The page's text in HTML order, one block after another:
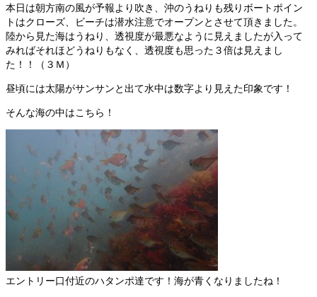
本日は朝方南の風が予報より吹き、沖のうねりも残りボートポイン
トはクローズ、ビーチは潜水注意でオープンとさせて頂きました。
陸から見た海はうねり、透視度が最悪なように見えましたが入って
みればそれほどうねりもなく、透視度も思った３倍は見えまし
た！！（３Ｍ）
昼頃には太陽がサンサンと出て水中は数字より見えた印象です！
そんな海の中はこちら！
エントリー口付近のハタンポ達です！海が青くなりましたね！